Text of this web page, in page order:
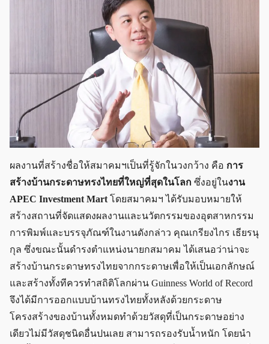
ผลงานที่สร้างชื่อให้สมาคมฯเป็นที่รู้จักในวงกว้าง คือ การ
สร้างบ้านกระดาษทรงไทยที่ใหญ่ที่สุดในโลก ซึ่งอยู่ในงาน
APEC Investment Mart โดยสมาคมฯ ได้รับมอบหมายให้
สร้างสถานที่จัดแสดงผลงานและนวัตกรรมของอุตสาหกรรม
การพิมพ์และบรรจุภัณฑ์ในงานดังกล่าว คุณเกรียงไกร เธียรนุ
กุล ซึ่งขณะนั้นดำรงตำแหน่งนายกสมาคม ได้เสนอว่าน่าจะ
สร้างบ้านกระดาษทรงไทยจากกระดาษเพื่อให้เป็นเอกลักษณ์
และสร้างทั้งทีควรทำสถิติโลกผ่าน Guinness World of Record
จึงได้มีการออกแบบบ้านทรงไทยทั้งหลังด้วยกระดาษ
โครงสร้างของบ้านทั้งหมดทำด้วยวัสดุที่เป็นกระดาษอย่าง
เดียวไม่มีวัสดุชนิดอื่นปนเลย สามารถรองรับน้ำหนัก โดยนำ